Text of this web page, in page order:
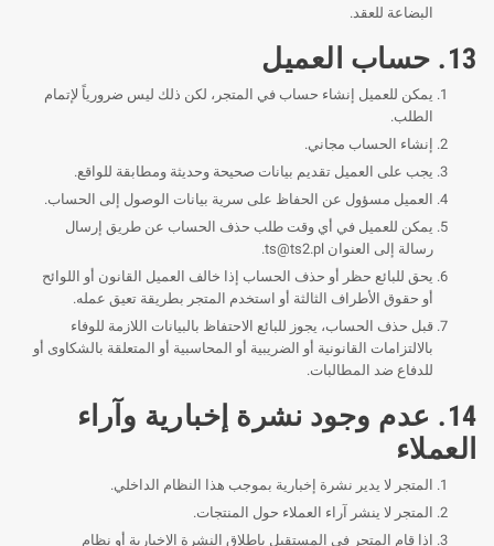
البضاعة للعقد.
13. حساب العميل
يمكن للعميل إنشاء حساب في المتجر، لكن ذلك ليس ضرورياً لإتمام
الطلب.
إنشاء الحساب مجاني.
يجب على العميل تقديم بيانات صحيحة وحديثة ومطابقة للواقع.
العميل مسؤول عن الحفاظ على سرية بيانات الوصول إلى الحساب.
يمكن للعميل في أي وقت طلب حذف الحساب عن طريق إرسال
رسالة إلى العنوان ts@ts2.pl
.
يحق للبائع حظر أو حذف الحساب إذا خالف العميل القانون أو اللوائح
أو حقوق الأطراف الثالثة أو استخدم المتجر بطريقة تعيق عمله.
قبل حذف الحساب، يجوز للبائع الاحتفاظ بالبيانات اللازمة للوفاء
بالالتزامات القانونية أو الضريبية أو المحاسبية أو المتعلقة بالشكاوى أو
للدفاع ضد المطالبات.
14. عدم وجود نشرة إخبارية وآراء
العملاء
المتجر لا يدير نشرة إخبارية بموجب هذا النظام الداخلي.
المتجر لا ينشر آراء العملاء حول المنتجات.
إذا قام المتجر في المستقبل بإطلاق النشرة الإخبارية أو نظام